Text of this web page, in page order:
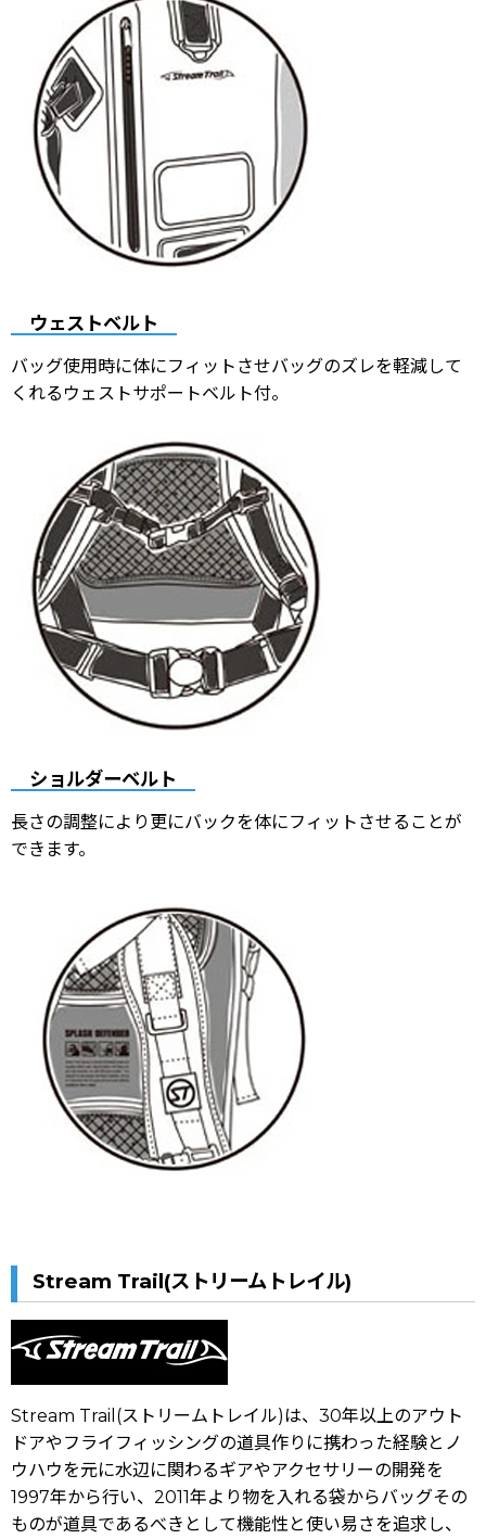
ウェストベルト
バッグ使用時に体にフィットさせバッグのズレを軽減して
くれるウェストサポートベルト付。
ショルダーベルト
長さの調整により更にバックを体にフィットさせることが
できます。
Stream Trail(ストリームトレイル)
Stream Trail(ストリームトレイル)は、30年以上のアウト
ドアやフライフィッシングの道具作りに携わった経験とノ
ウハウを元に水辺に関わるギアやアクセサリーの開発を
1997年から行い、2011年より物を入れる袋からバッグその
ものが道具であるべきとして機能性と使い易さを追求し、